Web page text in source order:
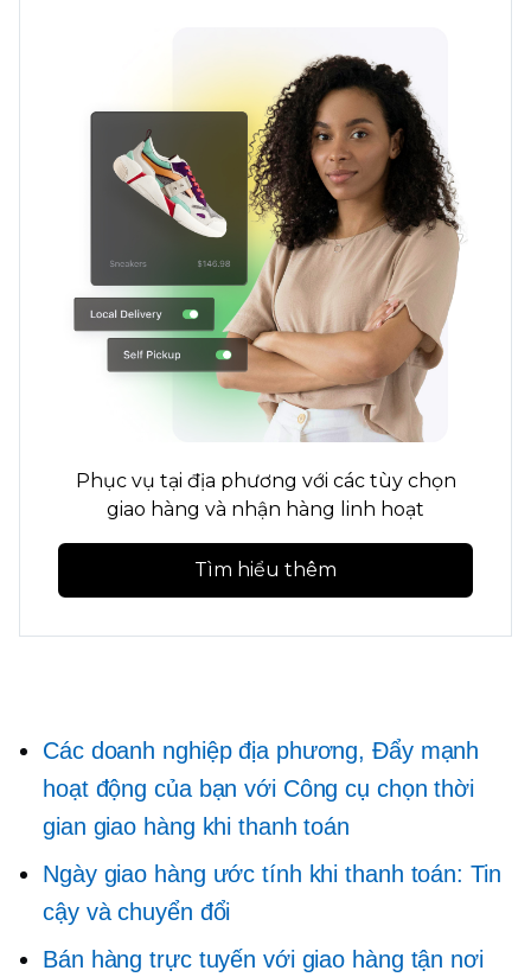
Phục vụ tại địa phương với các tùy chọn
giao hàng và nhận hàng linh hoạt
Tìm hiểu thêm
Các doanh nghiệp địa phương, Đẩy mạnh
hoạt động của bạn với Công cụ chọn thời
gian giao hàng khi thanh toán
Ngày giao hàng ước tính khi thanh toán: Tin
cậy và chuyển đổi
Bán hàng trực tuyến với giao hàng tận nơi